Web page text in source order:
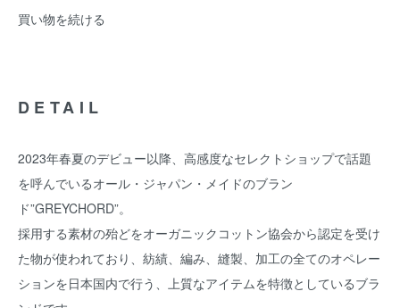
買い物を続ける
DETAIL
2023年春夏のデビュー以降、高感度なセレクトショップで話題
を呼んでいるオール・ジャパン・メイドのブラン
ド”GREYCHORD”。
採用する素材の殆どをオーガニックコットン協会から認定を受け
た物が使われており、紡績、編み、縫製、加工の全てのオペレー
ションを日本国内で行う、上質なアイテムを特徴としているブラ